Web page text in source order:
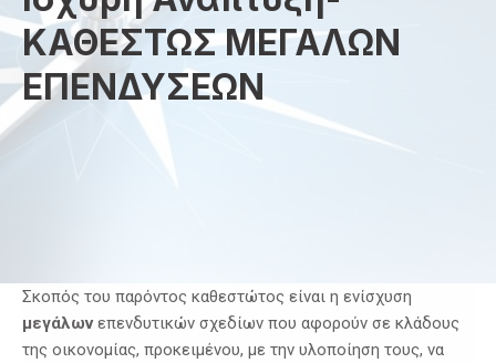
ΚΑΘΕΣΤΩΣ ΜΕΓΑΛΩΝ
ΕΠΕΝΔΥΣΕΩΝ
Σκοπός του παρόντος καθεστώτος είναι η ενίσχυση
μεγάλωνεπενδυτικών σχεδίων που αφορούν σε κλάδους
της οικονομίας, προκειμένου, με την υλοποίηση τους, να